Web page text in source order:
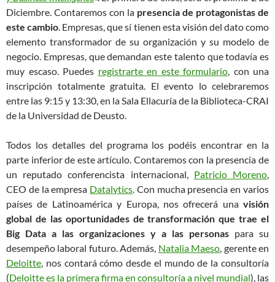
Diciembre. Contaremos con la presencia de protagonistas de
este cambio. Empresas, que sí tienen esta visión del dato como
elemento transformador de su organización y su modelo de
negocio. Empresas, que demandan este talento que todavía es
muy escaso. Puedes registrarte en este formulario, con una
inscripción totalmente gratuita. El evento lo celebraremos
entre las 9:15 y 13:30, en la Sala Ellacuría de la Biblioteca-CRAI
de la Universidad de Deusto.
Todos los detalles del programa los podéis encontrar en la
parte inferior de este artículo. Contaremos con la presencia de
un reputado conferencista internacional, Patricio Moreno,
CEO de la empresa Datalytics. Con mucha presencia en varios
países de Latinoamérica y Europa, nos ofrecerá una visión
global de las oportunidades de transformación que trae el
Big Data a las organizaciones y a las personas para su
desempeño laboral futuro. Además, Natalia Maeso, gerente en
Deloitte, nos contará cómo desde el mundo de la consultoría
(Deloitte es la primera firma en consultoría a nivel mundial), las